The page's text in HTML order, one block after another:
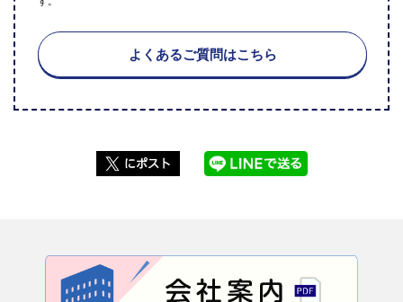
よくあるご質問はこちら